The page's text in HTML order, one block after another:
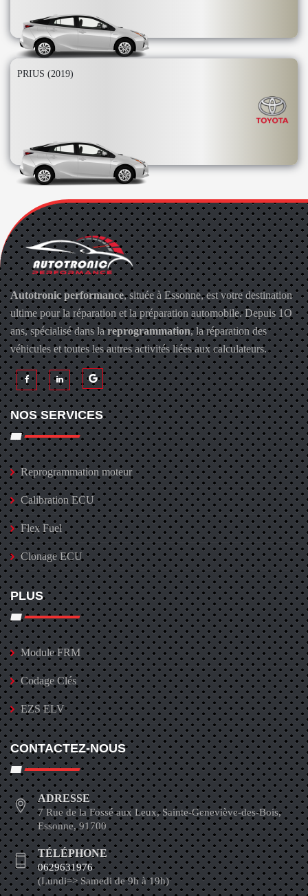
PRIUS (2019)
Autotronic performance, située à Essonne, est votre destination
ultime pour la réparation et la préparation automobile. Depuis 1O
ans, spécialisé dans lareprogrammation, la réparation des
véhicules et toutes les autres activités liées aux calculateurs.
NOS SERVICES
Reprogrammation moteur
Calibration ECU
Flex Fuel
Clonage ECU
PLUS
Module FRM
Codage Clés
EZS ELV
CONTACTEZ-NOUS
ADRESSE
7 Rue de la Fossé aux Leux, Sainte-Geneviève-des-Bois,
Essonne, 91700
TÉLÉPHONE
0629631976
(Lundi=> Samedi de 9h à 19h)